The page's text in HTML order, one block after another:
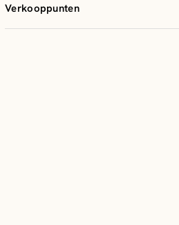
Verkooppunten